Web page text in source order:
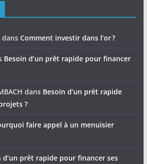
dans Comment investir dans l’or ?
Besoin d’un prêt rapide pour financer
dans Besoin d’un prêt rapide
?
faire appel à un menuisier
d’un prêt rapide pour financer ses